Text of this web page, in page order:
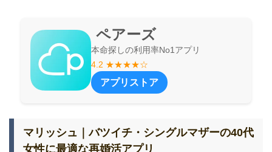
ペアーズ
本命探しの利用率No1アプリ
4.2 ★★★★☆
アプリストア
マリッシュ｜バツイチ・シングルマザーの40代
女性に最適な再婚活アプリ